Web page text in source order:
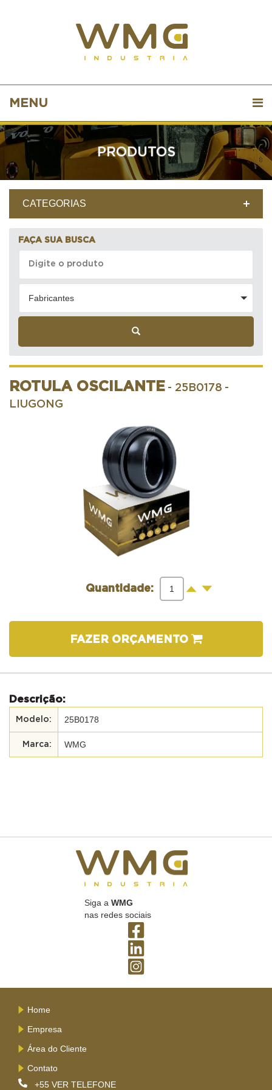
MENU
PRODUTOS
CATEGORIAS
FAÇA SUA BUSCA
Fabricantes
ROTULA OSCILANTE - 25B0178 -
LIUGONG
Quantidade: + -
FAZER ORÇAMENTO
Descrição:
25B0178
WMG
Siga a WMG
nas redes sociais
Home
Empresa
Área do Cliente
Contato
+55 VER TELEFONE